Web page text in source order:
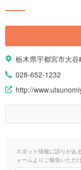
栃木県宇都宮市大谷
028-652-1232
http://
スポット情報に誤りがあ
ォームよりご報告いただ